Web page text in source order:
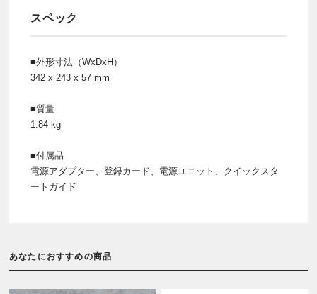
スペック
■外形寸法（WxDxH）
342 x 243 x 57 mm
■質量
1.84 kg
■付属品
電源アダプター、登録カード、電源ユニット、クイックスタ
ートガイド
あなたにおすすめの商品